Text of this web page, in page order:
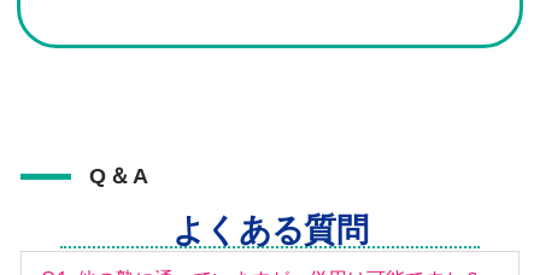
Q＆A
よくある質問